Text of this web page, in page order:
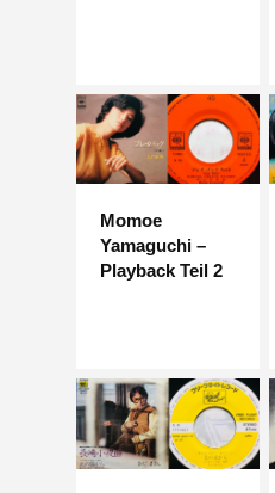
Momoe
Yamaguchi –
Playback Teil 2